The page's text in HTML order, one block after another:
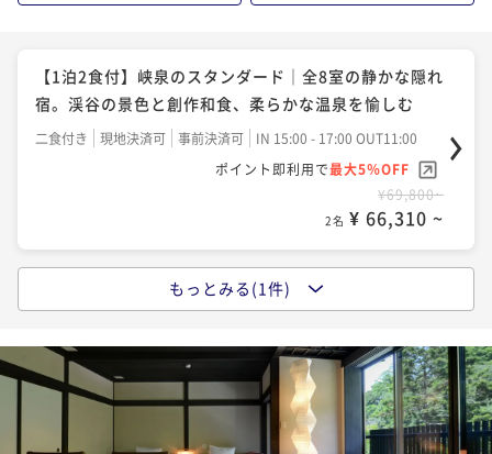
【1泊2食付】峡泉のスタンダード｜全8室の静かな隠れ
宿。渓谷の景色と創作和食、柔らかな温泉を愉しむ
二食付き 現地決済可 事前決済可
IN 15:00 - 17:00 OUT11:00
ポイント即利用で最大5％OFF
¥69,800~
2名 ¥ 66,310 ~
【1泊2食付・記念日】峡泉で祝う特別な日｜静かな隠
二食付き 事前決済可
IN 15:00 - 17:00 OUT11:00
ポイント即利用で
最大5％OFF
¥75,800~
¥ 72,010 ~
もっとみる(1件)